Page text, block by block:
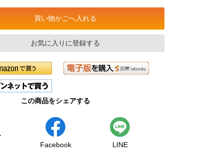
買い物かごへ入れる
お気に入りに登録する
この商品をシェアする
Facebook LINE